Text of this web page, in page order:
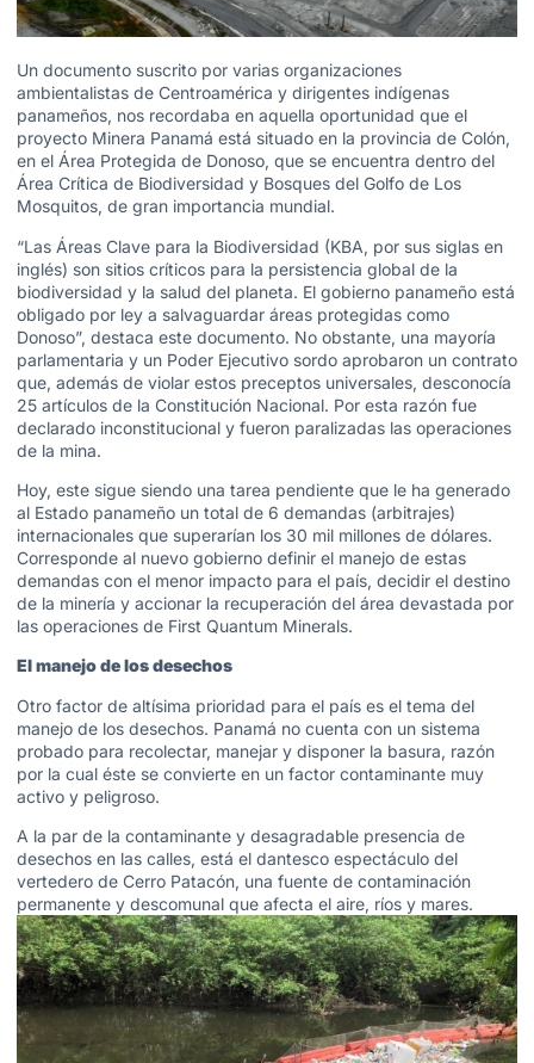
Un documento suscrito por varias organizaciones
ambientalistas de Centroamérica y dirigentes indígenas
panameños, nos recordaba en aquella oportunidad que el
proyecto Minera Panamá está situado en la provincia de Colón,
en el Área Protegida de Donoso, que se encuentra dentro del
Área Crítica de Biodiversidad y Bosques del Golfo de Los
Mosquitos, de gran importancia mundial.
“Las Áreas Clave para la Biodiversidad (KBA, por sus siglas en
inglés) son sitios críticos para la persistencia global de la
biodiversidad y la salud del planeta. El gobierno panameño está
obligado por ley a salvaguardar áreas protegidas como
Donoso”, destaca este documento. No obstante, una mayoría
parlamentaria y un Poder Ejecutivo sordo aprobaron un contrato
que, además de violar estos preceptos universales, desconocía
25 artículos de la Constitución Nacional. Por esta razón fue
declarado inconstitucional y fueron paralizadas las operaciones
de la mina.
Hoy, este sigue siendo una tarea pendiente que le ha generado
al Estado panameño un total de 6 demandas (arbitrajes)
internacionales que superarían los 30 mil millones de dólares.
Corresponde al nuevo gobierno definir el manejo de estas
demandas con el menor impacto para el país, decidir el destino
de la minería y accionar la recuperación del área devastada por
las operaciones de First Quantum Minerals.
El manejo de los desechos
Otro factor de altísima prioridad para el país es el tema del
manejo de los desechos. Panamá no cuenta con un sistema
probado para recolectar, manejar y disponer la basura, razón
por la cual éste se convierte en un factor contaminante muy
activo y peligroso.
A la par de la contaminante y desagradable presencia de
desechos en las calles, está el dantesco espectáculo del
vertedero de Cerro Patacón, una fuente de contaminación
permanente y descomunal que afecta el aire, ríos y mares.